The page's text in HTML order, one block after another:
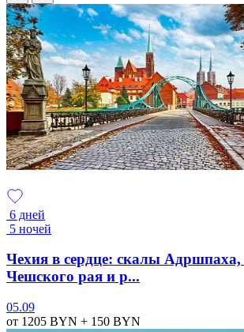
6 дней
5 ночей
Чехия в сердце: скалы
Чешского рая и р...
05.09
от 1205 BYN + 150 BYN